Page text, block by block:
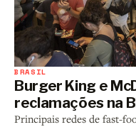
BRASIL
Burger King e
reclamações na
Principais redes de fast-